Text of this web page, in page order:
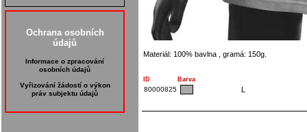
Ochrana osobních
údajů
Informace o zpracování
osobních údajů
Vyřizování žádostí o výkon
práv subjektu údajů
Materiál: 100% bavlna , gramá: 150g.
ID Barva
80000825 L